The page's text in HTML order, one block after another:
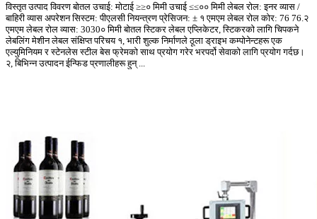
विस्तृत उत्पाद विवरण बोतल उचाई: मोटाई ≥≥० मिमी उचाई ≤≤०० मिमी लेबल रोल: इनर व्यास /
बाहिरी व्यास अपरेशन सिस्टम: पीएलसी नियन्त्रण प्रेसिजन: ± १ एमएम लेबल रोल कोर: 76 76.२
एमएम लेबल रोल व्यास: 3030० मिमी बोतल स्टिकर लेबल एप्लिकेटर, स्टिकरको लागि चिपकने
लेबलिंग मेशीन लेबल संक्षिप्त परिचय १, भारी शुल्क निर्माणले ठूला ड्राइभ कम्पोनेन्टहरू एक
एल्युमिनियम र स्टेनलेस स्टील बेस फ्रेमको साथ प्रयोग गरेर भरपर्दो सेवाको लागि प्रयोग गर्दछ।
२, बिभिन्न उत्पादन ईन्फिड प्रणालीहरू हुन् ...